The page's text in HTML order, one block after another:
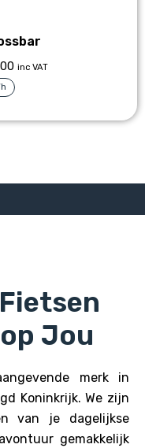
inc VAT
Jou
merk in
Koninkrijk. We zijn
van je dagelijkse
gemakkelijk